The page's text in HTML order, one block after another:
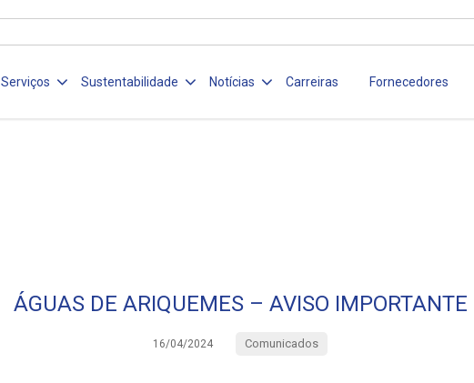
Serviços Sustentabilidade Notícias Carreiras Fornecedores
ÁGUAS DE ARIQUEMES – AVISO IMPORTANTE
16/04/2024 Comunicados